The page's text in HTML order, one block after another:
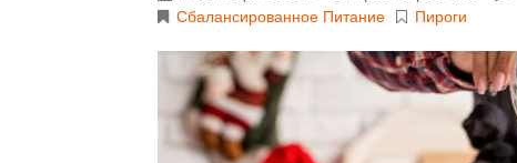
Сбалансированное Питание
Пироги